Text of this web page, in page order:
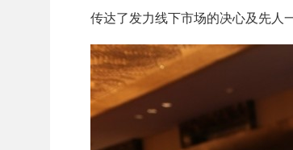
传达了发力线下市场的决心及先人